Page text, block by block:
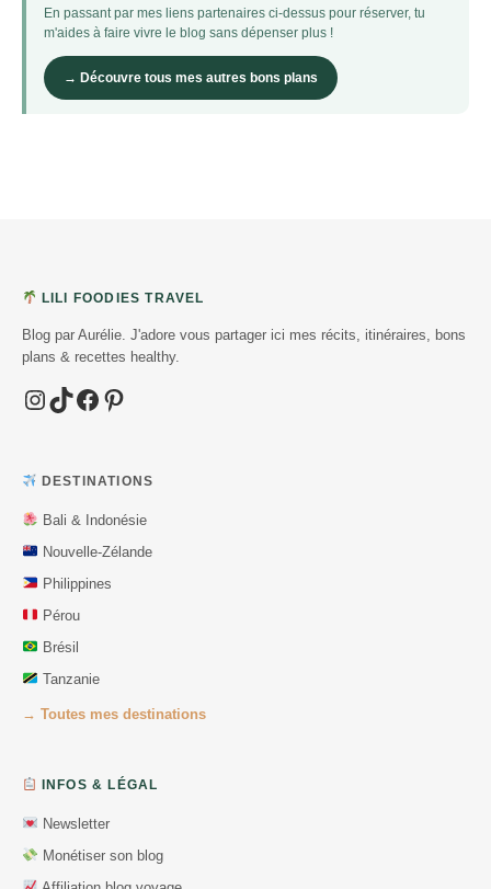
En passant par mes liens partenaires ci-dessus pour réserver, tu
m'aides à faire vivre le blog sans dépenser plus !
→ Découvre tous mes autres bons plans
LILI FOODIES TRAVEL
Blog par Aurélie. J'adore vous partager ici mes récits, itinéraires, bons
plans & recettes healthy.
Instagram
TikTokFacebook
Pinterest
DESTINATIONS
Bali & Indonésie
Nouvelle-Zélande
Philippines
Pérou
Brésil
Tanzanie
→ Toutes mes destinations
INFOS & LÉGAL
Newsletter
Monétiser son blog